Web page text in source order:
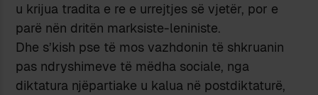
u krijua tradita e re e urrejtjes së vjetër, por e
parë nën dritën marksiste-leniniste.
Dhe s’kish pse të mos vazhdonin të shkruanin
pas ndryshimeve të mëdha sociale, nga
diktatura njëpartiake u kalua në postdiktaturë,